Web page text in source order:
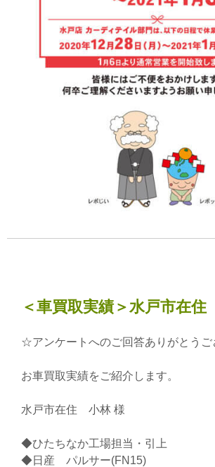
＜車買取実績＞水戸市在
☆アンケートへのご回答ありがとう
お車買取実績をご紹介します。
水戸市在住 小林 様
◆ひたちなか工場担当・引上
◆日産 パルサー(FN15)